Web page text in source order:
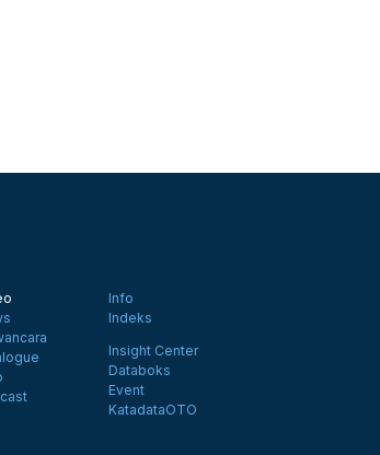
Info
Indeks
Insight Center
Databoks
Event
KatadataOTO